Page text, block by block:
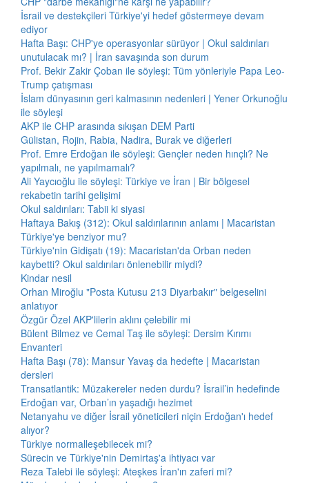
İsrail ve destekçileri Türkiye'yi hedef göstermeye devam
ediyor
Hafta Başı: CHP'ye operasyonlar sürüyor | Okul saldırıları
unutulacak mı? | İran savaşında son durum
Prof. Bekir Zakir Çoban ile söyleşi: Tüm yönleriyle Papa Leo-
Trump çatışması
İslam dünyasının geri kalmasının nedenleri | Yener Orkunoğlu
ile söyleşi
AKP ile CHP arasında sıkışan DEM Parti
Gülistan, Rojin, Rabia, Nadira, Burak ve diğerleri
Prof. Emre Erdoğan ile söyleşi: Gençler neden hınçlı? Ne
yapılmalı, ne yapılmamalı?
Ali Yaycıoğlu ile söyleşi: Türkiye ve İran | Bir bölgesel
rekabetin tarihi gelişimi
Okul saldırıları: Tabii ki siyasi
Haftaya Bakış (312): Okul saldırılarının anlamı | Macaristan
Türkiye'ye benziyor mu?
Türkiye'nin Gidişatı (19): Macaristan'da Orban neden
kaybetti? Okul saldırıları önlenebilir miydi?
Kindar nesil
Orhan Miroğlu "Posta Kutusu 213 Diyarbakır" belgeselini
anlatıyor
Özgür Özel AKP'lilerin aklını çelebilir mi
Bülent Bilmez ve Cemal Taş ile söyleşi: Dersim Kırımı
Envanteri
Hafta Başı (78): Mansur Yavaş da hedefte | Macaristan
dersleri
Transatlantik: Müzakereler neden durdu? İsrail’in hedefinde
Erdoğan var, Orban’ın yaşadığı hezimet
Netanyahu ve diğer İsrail yöneticileri niçin Erdoğan'ı hedef
alıyor?
Türkiye normalleşebilecek mi?
Sürecin ve Türkiye'nin Demirtaş'a ihtiyacı var
Reza Talebi ile söyleşi: Ateşkes İran'ın zaferi mi?